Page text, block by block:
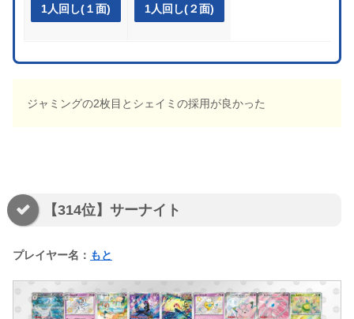
1人回し(１面) 1人回し(２面)
ジャミングの2枚目とシェイミの採用が良かった
【314位】サーナイト
プレイヤー名： もと